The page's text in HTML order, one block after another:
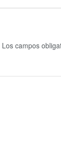
Los campos